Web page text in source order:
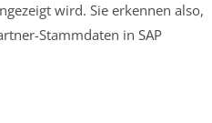
wird. Sie erkennen also,
Stammdaten in SAP